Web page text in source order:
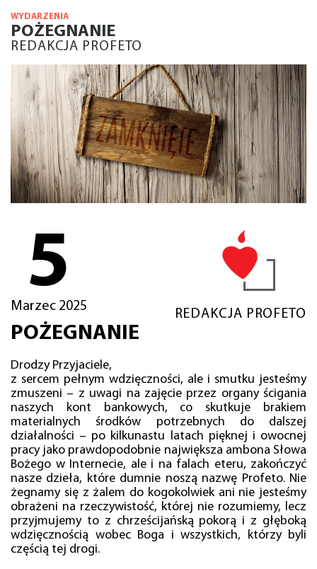
WYDARZENIA
POŻEGNANIE
REDAKCJA PROFETO
5
Marzec 2025
REDAKCJA PROFETO
POŻEGNANIE
Drodzy Przyjaciele,
z sercem pełnym wdzięczności, ale i smutku jesteśmy
zmuszeni – z uwagi na zajęcie przez organy ścigania
naszych kont bankowych, co skutkuje brakiem
materialnych środków potrzebnych do dalszej
działalności – po kilkunastu latach pięknej i owocnej
pracy jako prawdopodobnie największa ambona Słowa
Bożego w Internecie, ale i na falach eteru, zakończyć
nasze dzieła, które dumnie noszą nazwę Profeto. Nie
żegnamy się z żalem do kogokolwiek ani nie jesteśmy
obrażeni na rzeczywistość, której nie rozumiemy, lecz
przyjmujemy to z chrześcijańską pokorą i z głęboką
wdzięcznością wobec Boga i wszystkich, którzy byli
częścią tej drogi.